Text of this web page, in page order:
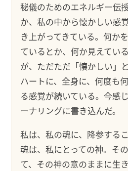
秘儀のためのエネルギー伝
か、私の中から懐かしい感
き上がってきている。何か
ているとか、何か見えてい
が、ただただ「懐かしい」
ハートに、全身に、何度も
る感覚が続いている。今感
ーナリングに書き込んだ。
私は、私の魂に、降参する
魂は、私にとっての神。そ
て、その神の意のままに生